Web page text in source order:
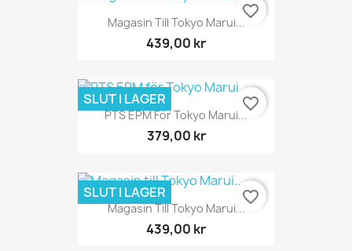
Magasin Till Tokyo Marui...
439,00 kr
favorite_border
PTS EPM För Tokyo Marui...
379,00 kr
SLUT I LAGER favorite_border
Magasin Till Tokyo Marui...
439,00 kr
SLUT I LAGER favorite_border